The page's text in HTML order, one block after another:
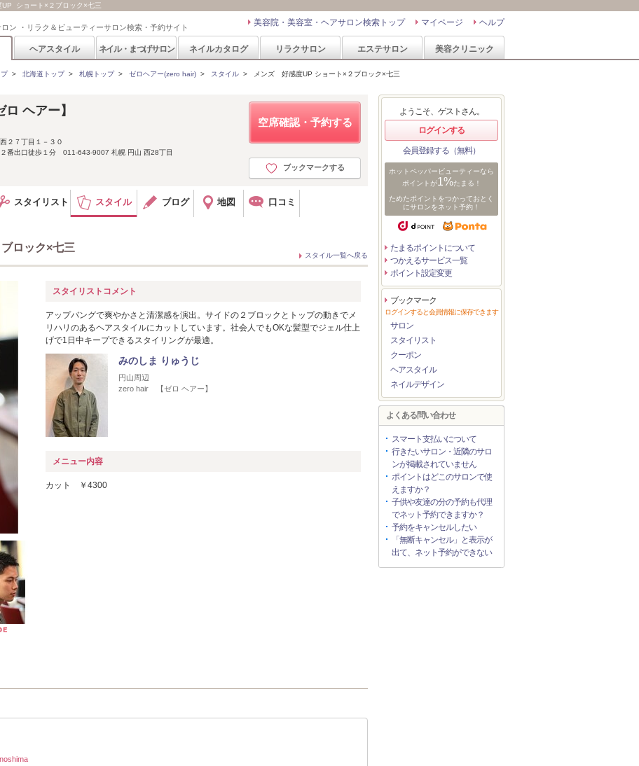
ショート×２ブロック×七三
ン ・リラク＆ビューティーサロン検索・予約サイト ヘルプ
マイページ
美容院・美容室・ヘアサロン検索トップ
ヘアスタイル ネイル・まつげサロン ネイルカタログ リラクサロン エステサロン 美容クリニック
> 北海道トップ> 札幌トップ> ゼロヘアー(zero hair) > スタイル > メンズ 好感度UP ショート×２ブロック×七三
空席確認・予約する
ブックマークする
ヘアー】
２７丁目１－３０
番出口徒歩１分 011-643-9007 札幌 円山 西28丁目
スタイリスト スタイル ブログ 地図 口コミ
ロック×七三
スタイル一覧へ戻る
スタイリストコメント
アップバングで爽やかさと清潔感を演出。サイドの２ブロックとトップの動きでメ
リハリのあるヘアスタイルにカットしています。社会人でもOKな髪型でジェル仕上
げで1日中キープできるスタイリングが最適。
みのしま りゅうじ
円山周辺
zero hair 【ゼロ ヘアー】
メニュー内容
カット ￥4300
ようこそ、ゲストさん。
ログインする
会員登録する（無料）
ホットペッパービューティーなら
ポイントが1%たまる！
ためたポイントをつかっておとく
にサロンをネット予約！
たまるポイントについて
つかえるサービス一覧
ポイント設定変更
ブックマーク
ログインすると会員情報に保存できます
サロン
スタイリスト
クーポン
ヘアスタイル
ネイルデザイン
よくある問い合わせ
スマート支払いについて
行きたいサロン・近隣のサロ
ンが掲載されていません
ポイントはどこのサロンで使
えますか？
子供や友達の分の予約も代理
でネット予約できますか？
予約をキャンセルしたい
「無断キャンセル」と表示が
出て、ネット予約ができない